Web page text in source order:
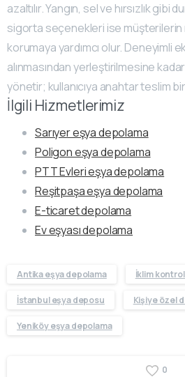
azaltılır. Yangın, sel ve hırsızlık gibi
sigorta seçenekleri ise müşterilerin
korumaya yardımcı olur. Deneyimli
alınmasından yerleştirilmesine
yönetir; kullanıcıya anahtar teslim
İlgili Hizmetlerimiz
Sarıyer eşya depolama
Poligon eşya depolama
PTT Evleri eşya depolama
Reşitpaşa eşya depolama
E-ticaret depolama
Ev eşyası depolama
Antika eşya depolama İklim
İstanbul eşya deposu Kişiye özel
Yeniköy eşya depolama
0